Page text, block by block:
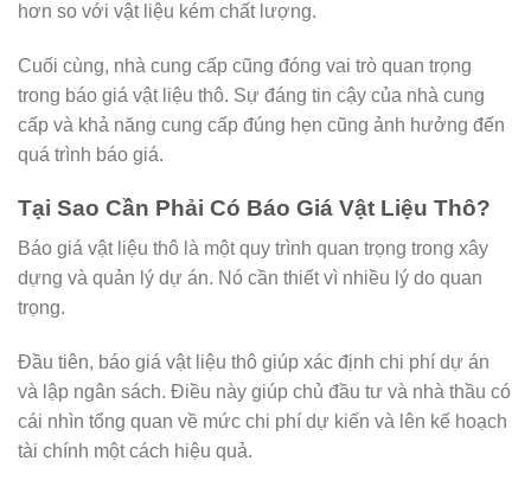
hơn so với vật liệu kém chất lượng.
Cuối cùng, nhà cung cấp cũng đóng vai trò quan trọng
trong báo giá vật liệu thô. Sự đáng tin cậy của nhà cung
cấp và khả năng cung cấp đúng hẹn cũng ảnh hưởng đến
quá trình báo giá.
Tại Sao Cần Phải Có Báo Giá Vật Liệu Thô?
Báo giá vật liệu thô là một quy trình quan trọng trong xây
dựng và quản lý dự án. Nó cần thiết vì nhiều lý do quan
trọng.
Đầu tiên, báo giá vật liệu thô giúp xác định chi phí dự án
và lập ngân sách. Điều này giúp chủ đầu tư và nhà thầu có
cái nhìn tổng quan về mức chi phí dự kiến và lên kế hoạch
tài chính một cách hiệu quả.